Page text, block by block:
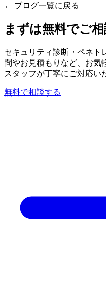
← ブログ一覧に戻る
まずは無料でご
セキュリティ診断・ペネト
問やお見積もりなど、お気
スタッフが丁寧にご対応い
無料で相談する